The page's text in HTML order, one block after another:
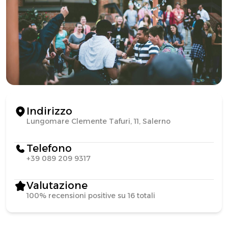
Indirizzo
Lungomare Clemente Tafuri, 11, Salerno
Telefono
+39 089 209 9317
Valutazione
100% recensioni positive su 16 totali